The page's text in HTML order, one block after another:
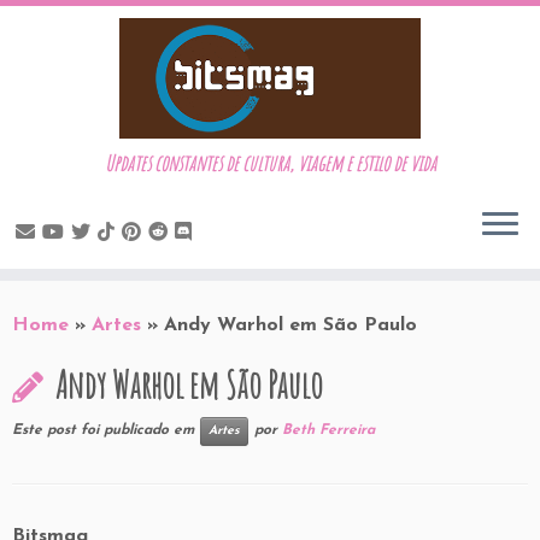
to
Updates constantes de cultura, viagem e estilo de vida
Home » Artes » Andy Warhol em São Paulo
Andy Warhol em São Paulo
Este post foi publicado em Artes por Beth Ferreira